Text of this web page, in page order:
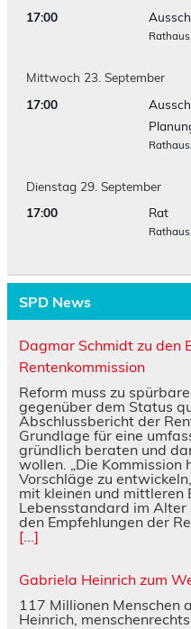
17:00
Mittwoch 23. September
17:00
Dienstag 29. September
17:00
Rat
SPD News
Dagmar Schmidt zu den
Rentenkommission
Reform muss zu
gegenüber dem Status
Abschlussbericht der
Grundlage für eine
gründlich beraten und
wollen. „Die
Vorschläge zu
mit kleinen und mittleren
Lebensstandard im
den Empfehlungen der
[...]
Gabriela Heinrich zum
117 Millionen Menschen
Heinrich,